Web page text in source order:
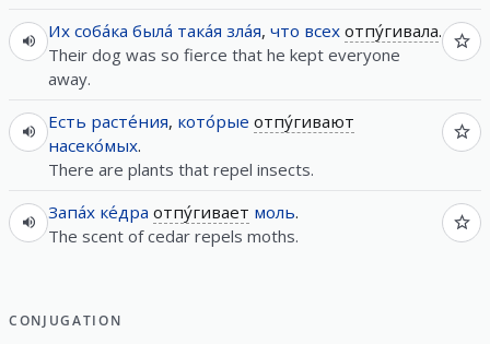
Их соба́ка была́ така́я зла́я, что всех отпу́гивала.
Their dog was so fierce that he kept everyone
away.
Есть расте́ния, кото́рые отпу́гивают
насеко́мых.
There are plants that repel insects.
Запа́х ке́дра отпу́гивает моль.
The scent of cedar repels moths.
CONJUGATION